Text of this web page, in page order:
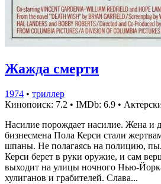
Жажда смерти
1974 • триллер
Кинопоиск: 7.2 • IMDb: 6.9 •
Насилие порождает насилие. Жена и
бизнесмена Пола Керси стали
шпаны. Не полагаясь на полицию,
Керси берет в руки оружие, и сам
выходит на улицы ночного Нью-
хулиганов и грабителей. Слава...